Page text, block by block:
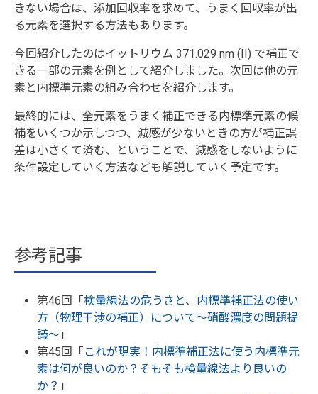
きない場合は、添加回収率を求めて、うまく回収率が出
る元素を選択する方法もあります。
今回紹介したのはイットリウム 371.029 nm (II) で補正で
きる一部の元素を例として紹介しました。次回は他の元
素と内標準元素の組み合わせを紹介します。
最終的には、全元素をうまく補正できる内標準元素の候
補をいくつか示しつつ、減感が少ないときの方が補正誤
差は小さくて済む、ということで、減感をしないように
条件設定していく方法なども解説していく予定です。
参考記事
第46回「 検量線法の危うさと、内標準補正法の使い
方（物理干渉の補正）について～硝酸濃度の問題提
議～ 」
第45回「 これが現実！内標準補正法に使う内標準元
素は何が良いのか？そもそも検量線法より良いの
か？ 」